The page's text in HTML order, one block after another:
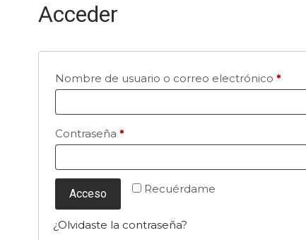
Acceder
Nombre de usuario o correo electrónico *
Contraseña *
Recuérdame
Acceso
¿Olvidaste la contraseña?